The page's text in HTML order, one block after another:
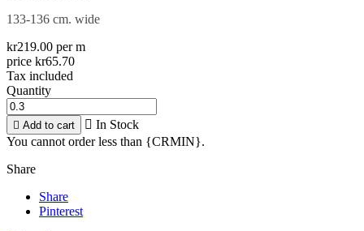
133-136 cm. wide
kr219.00 per m
price kr65.70
Tax included
Quantity
 Add to cart  In Stock
You cannot order less than {CRMIN}.
Share
Share
Pinterest